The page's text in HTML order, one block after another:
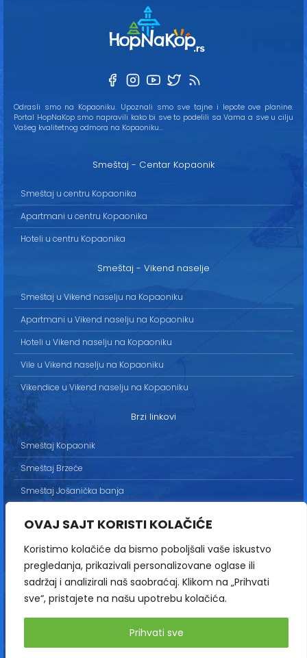
OVAJ SAJT KORISTI KOLAČIĆE
Koristimo kolačiće da bismo poboljšali vaše iskustvo
pregledanja, prikazivali personalizovane oglase ili
sadržaj i analizirali naš saobraćaj. Klikom na „Prihvati
sve“, pristajete na našu upotrebu kolačića.
Prihvati sve
Odrasli smo na Kopaoniku. Upoznali smo sve tajne i lepote ove planine.
Portal HopNaKop smo napravili kako bi sve to podelili sa Vama a sve u cilju
Vašeg kvalitetnog odmora na Kopaoniku...
Smeštaj - Centar Kopaonik
Smeštaj u centru Kopaonika
Apartmani u centru Kopaonika
Hoteli u centru Kopaonika
Smeštaj - Vikend naselje
Smeštaj u Vikend naselju na Kopaoniku
Apartmani u Vikend naselju na Kopaoniku
Hoteli u Vikend naselju na Kopaoniku
Vile u Vikend naselju na Kopaoniku
Vikendice u Vikend naselju na Kopaoniku
Brzi linkovi
Smeštaj Kopaonik
Smeštaj Brzeće
Smeštaj Jošanička banja
Kontakt
Sva prava zadržana / All rights reserved